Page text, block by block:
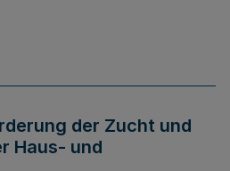
der Zucht und
Haus- und